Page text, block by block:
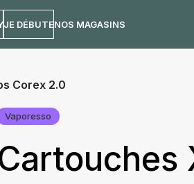
JE DÉBUTENOS MAGASINS
Corex 2.0
Vaporesso